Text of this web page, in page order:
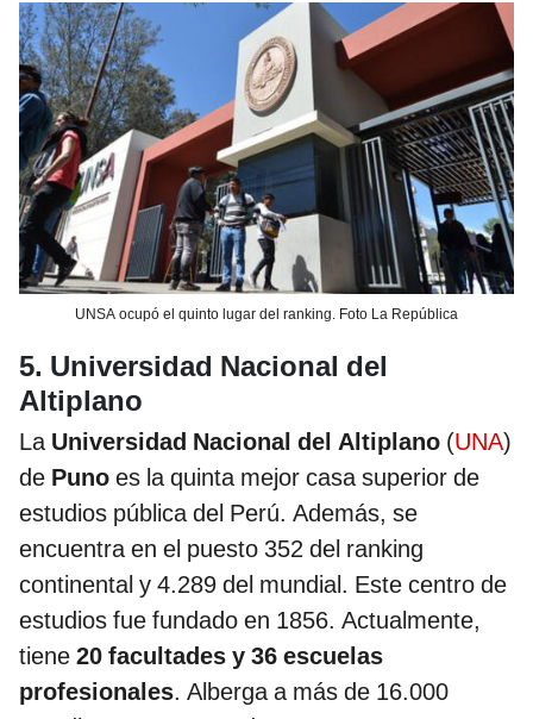
UNSA ocupó el quinto lugar del ranking. Foto La República
5. Universidad Nacional del
Altiplano
La Universidad Nacional del Altiplano (UNA)
de Puno es la quinta mejor casa superior de
estudios pública del Perú. Además, se
encuentra en el puesto 352 del ranking
continental y 4.289 del mundial. Este centro de
estudios fue fundado en 1856. Actualmente,
tiene 20 facultades y 36 escuelas
profesionales. Alberga a más de 16.000